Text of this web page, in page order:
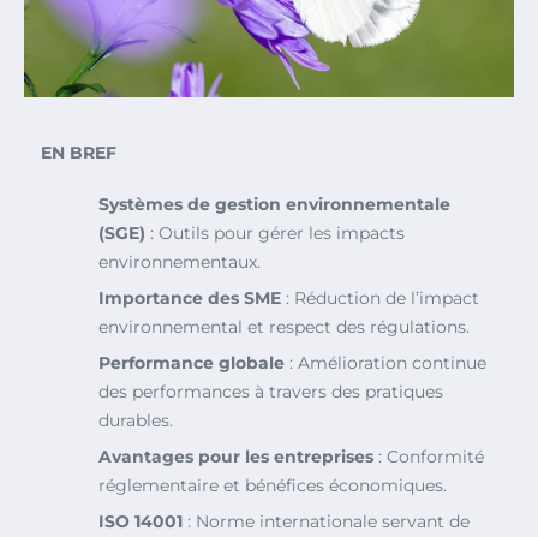
EN BREF
Systèmes de gestion environnementale
(SGE) : Outils pour gérer les impacts
environnementaux.
Importance des SME : Réduction de l’impact
environnemental et respect des régulations.
Performance globale : Amélioration continue
des performances à travers des pratiques
durables.
Avantages pour les entreprises : Conformité
réglementaire et bénéfices économiques.
ISO 14001 : Norme internationale servant de